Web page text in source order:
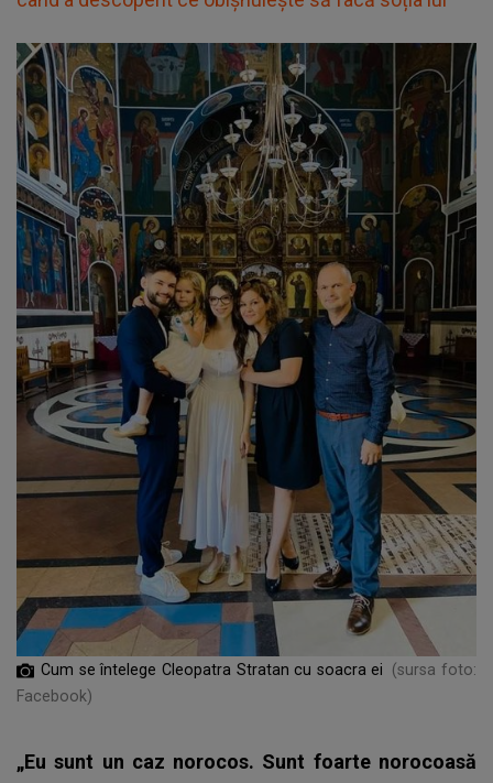
Cum se întelege Cleopatra Stratan cu soacra ei
(sursa foto:
Facebook)
„Eu sunt un caz norocos. Sunt foarte norocoasă